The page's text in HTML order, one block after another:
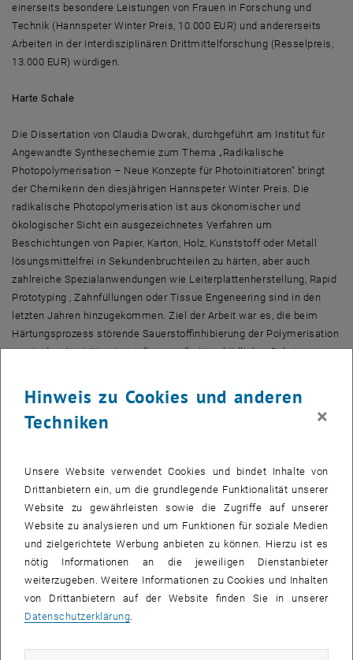
einerseits besondere Leistungen von Frauen in Forschung und
Technik (Hannspeter Winter Preis, 10.000 EUR) und andererseits
Arbeiten in der interdisziplinären Drittmittelforschung (Resselpreis,
13.000 EUR) würdigen.
Harte Schale
Die Dissertation von Claudia Dworak, durchgeführt am Institut für
Angewandte Synthesechemie zum Thema „Radikalische
Photopolymerisation – Neue Konzepte für Photoinitiatoren“ bringt
der Chemikerin den diesjährigen Hannspeter Winter Preis. Die
radikalische Photopolymerisation ist aus ökonomischer und
ökologischer Sicht ein ausgezeichnetes Verfahren um
Beschichtungen von Papier, Karton, Holz, Kunststoff oder Metall
lösungsmittelfrei in Sekundenbruchteilen zu härten, aber auch
zahlreiche Spezialanwendungen wie Leiterplattenherstellung, Rapid
Prototyping , Zahnfüllungen oder Tissue Engeneering sind in den
letzten Jahren hinzugekommen. Ziel der Arbeit war es, die beim
Härtungsprozess störende Sauerstoffinhibierung der Polymerisation
sowie den Austritt potenziell gesundheitsschädlicher Substanzen
Außerdem wurden neuartige phosphorbasierende Polymere für
medizinische Anwendungen hergestellt, die über ausgezeichnete
Ein Herz für Quanten-Kaskaden-Laser
Der mit dem Resselpreis ausgezeichnete Elektrotechniker
Alexander Benz hat sich in seiner Dissertation „Terahertz (THz)
Quantum-Cascade Lasers: Carrier Transport and Photonic Crystal
Cavities“ mit der Weiterentwicklung von neuartigen Halbleiter-
Lasern, sogenannten Quanten-Kaskaden-Lasern, gewidmet. Mit
solchen Lasern können monolithische Laserquellen im THz-Bereich
Hinweis zu Cookies und anderen
Techniken
×
Unsere Website verwendet Cookies und bindet Inhalte von
Drittanbietern ein, um die grundlegende Funktionalität unserer
Website zu gewährleisten sowie die Zugriffe auf unserer
Website zu analysieren und um Funktionen für soziale Medien
und zielgerichtete Werbung anbieten zu können. Hierzu ist es
nötig Informationen an die jeweiligen Dienstanbieter
weiterzugeben. Weitere Informationen zu Cookies und Inhalten
von Drittanbietern auf der Website finden Sie in unserer
Datenschutzerklärung.